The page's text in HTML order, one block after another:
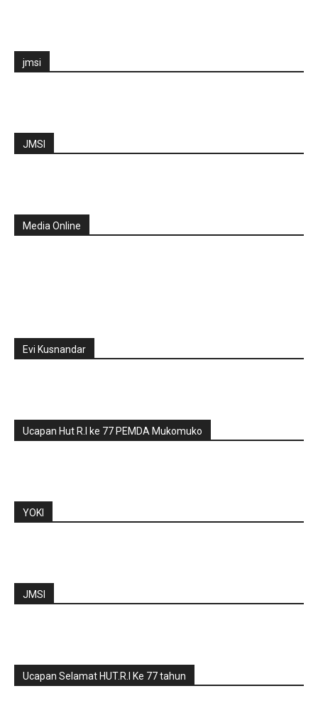
jmsi
JMSI
Media Online
Evi Kusnandar
Ucapan Hut R.I ke 77 PEMDA Mukomuko
YOKI
JMSI
Ucapan Selamat HUT.R.I Ke 77 tahun